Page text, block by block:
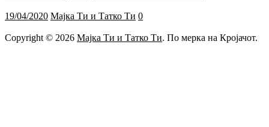
19/04/2020 Мајка Ти и Татко Ти 0
Copyright © 2026 Мајка Ти и Татко Ти. По мерка на Кројачот.